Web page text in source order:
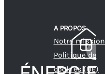
A PROPOS
Notre mission
Politique de
cookies (UE)